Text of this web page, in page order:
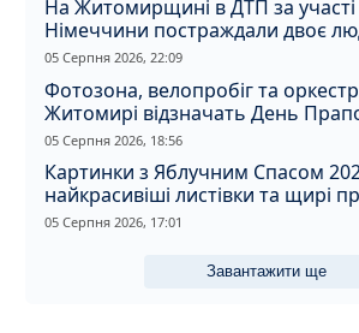
На Житомирщині в ДТП за
Німеччини постраждали двоє
05 Серпня 2026, 22:09
Фотозона, велопробіг та
Житомирі відзначать День
Незалежності
05 Серпня 2026, 18:56
Картинки з Яблучним Спасом
найкрасивіші листівки та щирі
святом
05 Серпня 2026, 17:01
Завантажити ще